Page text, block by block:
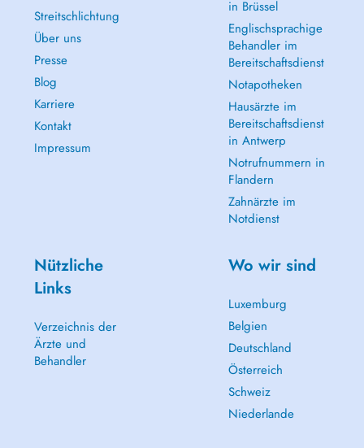
Streitschlichtung
Über uns
Presse
Blog
Karriere
Kontakt
Impressum
in Brüssel
Englischsprachige
Behandler im
Bereitschaftsdienst
Notapotheken
Hausärzte im
Bereitschaftsdienst
in Antwerp
Notrufnummern in
Flandern
Zahnärzte im
Notdienst
Nützliche
Links
Verzeichnis der
Ärzte und
Behandler
Wo wir sind
Luxemburg
Belgien
Deutschland
Österreich
Schweiz
Niederlande